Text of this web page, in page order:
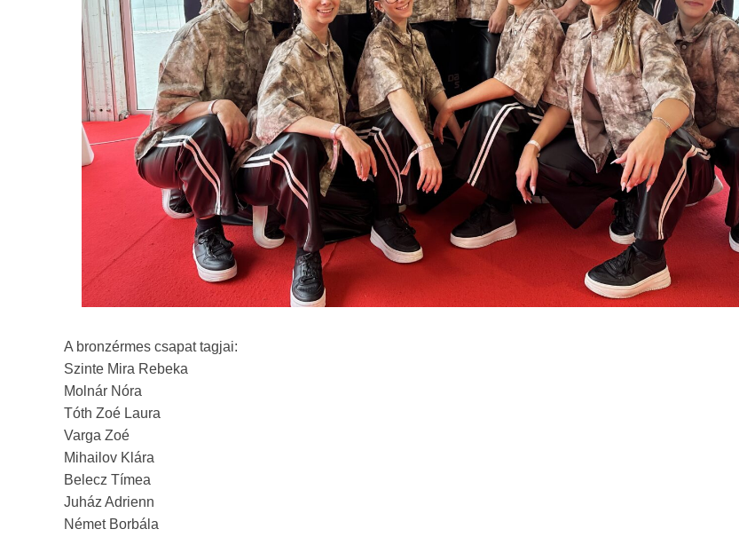
A bronzérmes csapat tagjai:
Szinte Mira Rebeka
Molnár Nóra
Tóth Zoé Laura
Varga Zoé
Mihailov Klára
Belecz Tímea
Juház Adrienn
Német Borbála